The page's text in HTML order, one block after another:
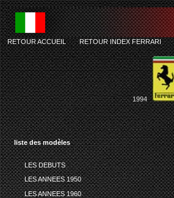
liste des modèles
LES DEBUTS
LES ANNEES 1950
LES ANNEES 1960
RETOUR ACCUEIL-RETOUR INDEX FERRARI
1994